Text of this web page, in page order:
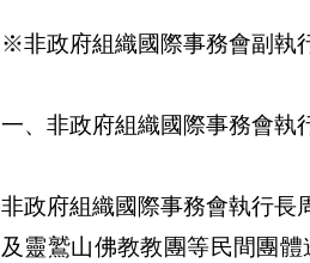
※非政府組織國際事務會副執
一、非政府組織國際事務會執
非政府組織國際事務會執行長
及靈鷲山佛教教團等民間團